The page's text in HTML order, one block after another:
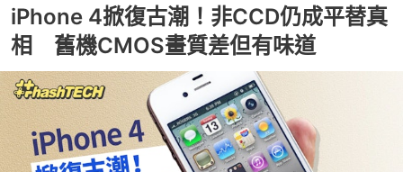
iPhone 4掀復古潮！非CCD仍成平替真
相 舊機CMOS畫質差但有味道